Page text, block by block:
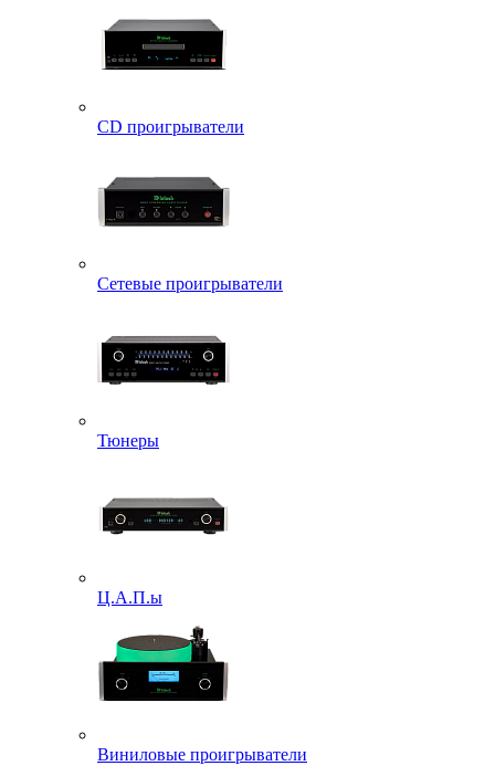
CD проигрыватели
Сетевые проигрыватели
Тюнеры
Ц.А.П.ы
Виниловые проигрыватели